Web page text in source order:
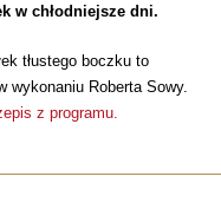
w chłodniejsze dni.
tłustego boczku to
wykonaniu Roberta Sowy.
z programu.